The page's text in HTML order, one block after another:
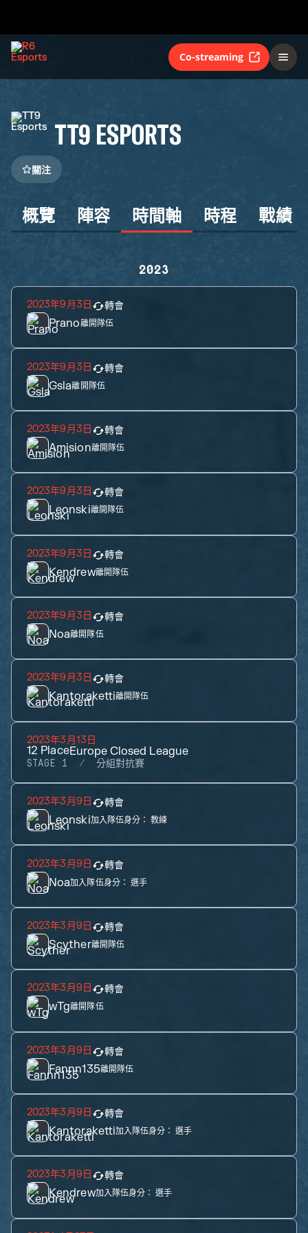
Co-streaming
TT9 ESPORTS
關注
概覽 陣容 時間軸 時程 戰績
2023
2023年9月3日 轉會
Prano離開隊伍
2023年9月3日 轉會
Gsla離開隊伍
2023年9月3日 轉會
Amision離開隊伍
2023年9月3日 轉會
Leonski離開隊伍
2023年9月3日 轉會
Kendrew離開隊伍
2023年9月3日 轉會
Noa離開隊伍
2023年9月3日 轉會
Kantoraketti離開隊伍
2023年3月13日
12 PlaceEurope Closed League
STAGE 1 分組對抗賽
2023年3月9日 轉會
Leonski加入隊伍身分： 教練
2023年3月9日 轉會
Noa加入隊伍身分： 選手
2023年3月9日 轉會
Scyther離開隊伍
2023年3月9日 轉會
wTg離開隊伍
2023年3月9日 轉會
Fannn135離開隊伍
2023年3月9日 轉會
Kantoraketti加入隊伍身分： 選手
2023年3月9日 轉會
Kendrew加入隊伍身分： 選手